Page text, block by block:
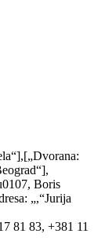
Boris
„,“Jurija
81 83, +381 11